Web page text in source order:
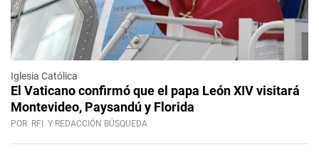
Iglesia Católica
El Vaticano confirmó que el papa León XIV visitará
Montevideo, Paysandú y Florida
POR RFI Y REDACCIÓN BÚSQUEDA